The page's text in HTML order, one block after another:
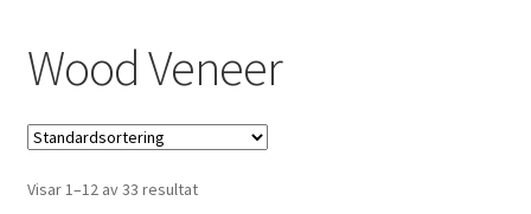
Nyheter & Påfyllt!
Återförsäljare
Butiken
Wood Veneer
Visar 1–12 av 33 resultat